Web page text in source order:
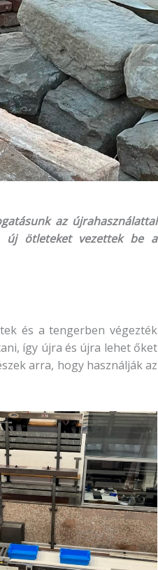
az újrahasználattal
új ötleteket vezettek be a
és a tengerben végezték
így újra és újra lehet őket
arra, hogy használják az